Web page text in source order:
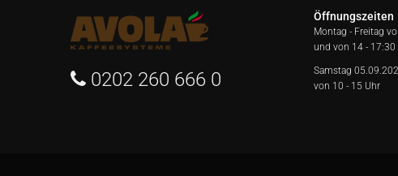
0202 260 666 0
Öffnungszeiten
Montag - Freitag
und von 14 - 17:30
Samstag
von 10 - 15 Uhr